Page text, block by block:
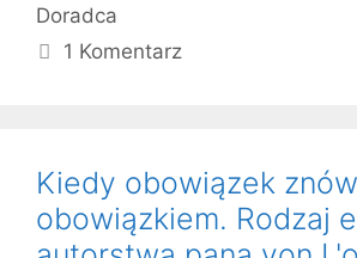
Doradca
1 Komentarz
Kiedy obowiązek
obowiązkiem. Rodzaj